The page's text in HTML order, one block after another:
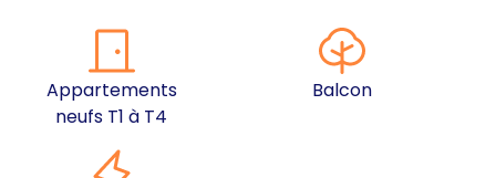
Appartements
neufs T1 à T4
Balcon